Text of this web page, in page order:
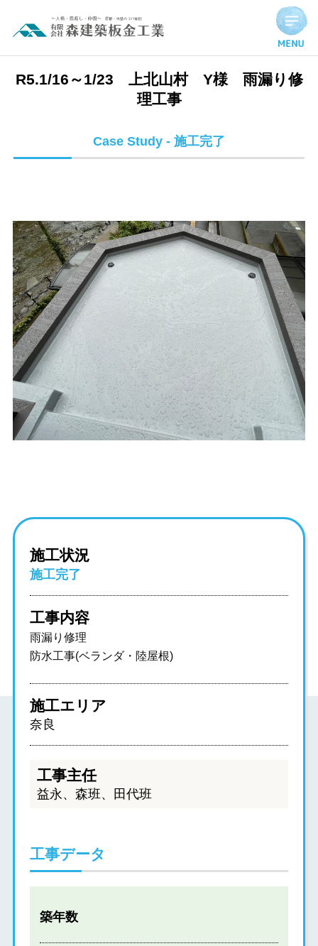
R5.1/16～1/23 上北山村 Y様 雨漏り修理工事 | 施工完了実
R5.1/16～1/23 上北山村 Y様 雨漏り修
理工事
Case Study - 施工完了
施工状況
施工完了
工事内容
雨漏り修理
防水工事(ベランダ・陸屋根)
施工エリア
奈良
工事主任
益永、森班、田代班
工事データ
築年数